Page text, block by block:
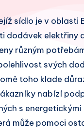
sídlo je v
elektřiny
různým
svých
toho klade
nabízí
s energetickými
může pomoci